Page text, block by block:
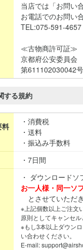
当店では「お問い
お電話でのお問い
TEL:075-591-4657
≪古物商許可証≫
京都府公安委員会
第611102030042号
する規約
料
・消費税
・送料
・振込み手数料
・7日間
・ ダウンロード
お一人様・同一ソ
とさせていただき
※上記個数以上ご注文
原則としてキャンセ
※もし3本以上ダウン
い合わせください。
E-mail: